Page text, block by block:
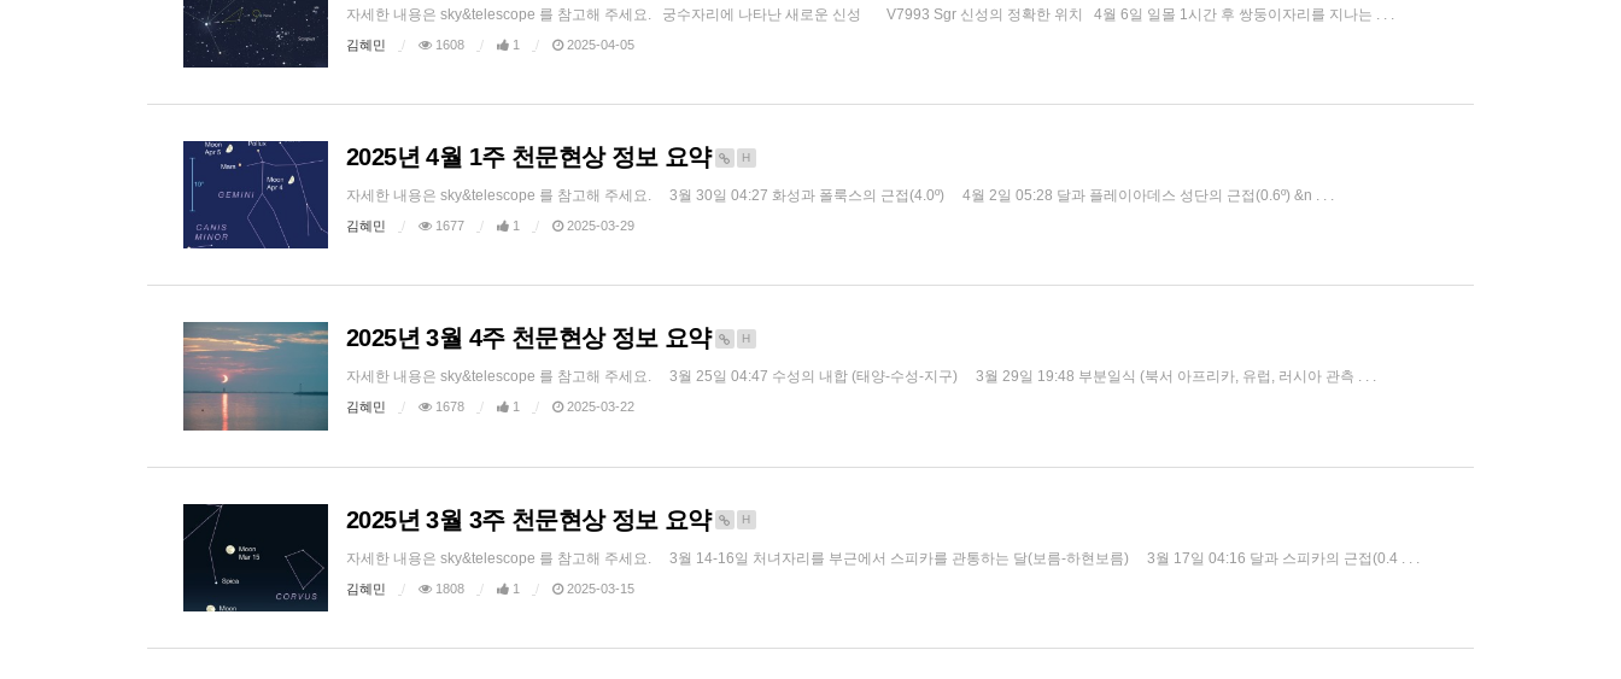
자세한 내용은 sky&telescope 를 참고해 주세요. 궁수자리에 나타난 새로운 신성 V7993 Sgr 신성의 정확한 위치 4월 6일 일몰 1시간 후 쌍둥이자리를 지나는 . . .
김혜민 1608 1 2025-04-05
2025년 4월 1주 천문현상 정보 요약 H
자세한 내용은 sky&telescope 를 참고해 주세요. 3월 30일 04:27 화성과 폴룩스의 근접(4.0º) 4월 2일 05:28 달과 플레이아데스 성단의 근접(0.6º) &n . . .
김혜민 1677 1 2025-03-29
2025년 3월 4주 천문현상 정보 요약 H
자세한 내용은 sky&telescope 를 참고해 주세요. 3월 25일 04:47 수성의 내합 (태양-수성-지구) 3월 29일 19:48 부분일식 (북서 아프리카, 유럽, 러시아 관측 . . .
김혜민 1678 1 2025-03-22
2025년 3월 3주 천문현상 정보 요약 H
자세한 내용은 sky&telescope 를 참고해 주세요. 3월 14-16일 처녀자리를 부근에서 스피카를 관통하는 달(보름-하현보름) 3월 17일 04:16 달과 스피카의 근접(0.4 . . .
김혜민 1808 1 2025-03-15